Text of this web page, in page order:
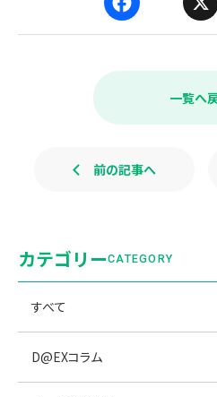
a
e
k
一覧へ
前の記事へ
カテゴリーCATEGORY
すべて
D@EXコラム